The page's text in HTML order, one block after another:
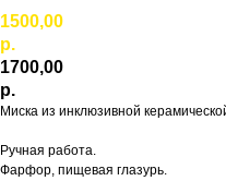
1500,00
р.
1700,00
р.
Миска из инклюзивной
Ручная работа.
Фарфор, пищевая глазурь.